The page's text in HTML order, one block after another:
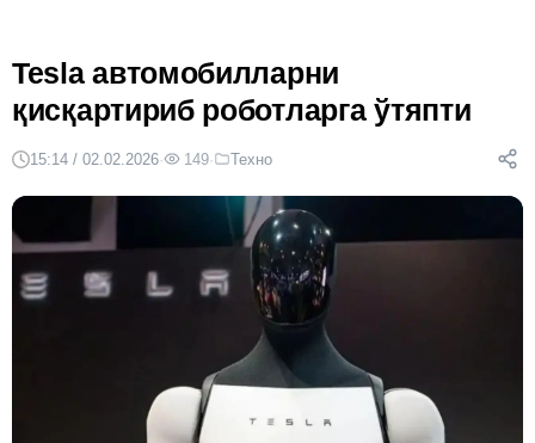
Tesla автомобилларни
қисқартириб роботларга ўтяпти
15:14 / 02.02.2026· 149· Техно